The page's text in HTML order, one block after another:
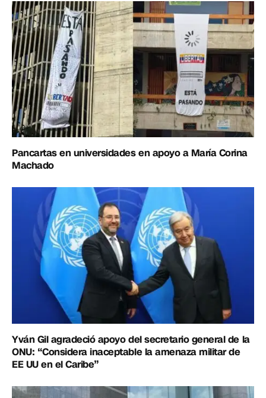
Pancartas en universidades en apoyo a María Corina
Machado
Yván Gil agradeció apoyo del secretario general de la
ONU: “Considera inaceptable la amenaza militar de
EE UU en el Caribe”